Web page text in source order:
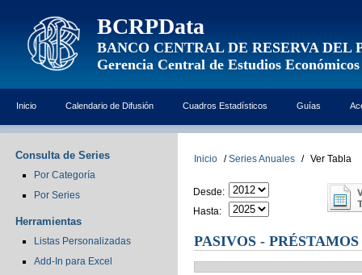
BCRPData
BANCO CENTRAL DE RESERVA DEL
Gerencia Central de Estudios Económicos
Inicio Calendario de Difusión Cuadros Estadísticos Guías
Consulta de Series
Por Categoría
Por Series
Herramientas
Listas Personalizadas
Add-In para Excel
Inicio / Series Anuales / Ver Tabla
Desde:
Hasta:
PASIVOS - PRÉSTAMOS